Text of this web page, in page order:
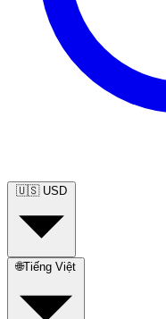
🇺🇸 USD
🌐Tiếng Việt